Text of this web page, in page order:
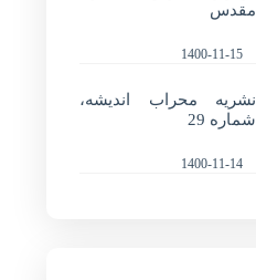
مقدس
1400-11-15
نشریه محراب اندیشه،
شماره 29
1400-11-14